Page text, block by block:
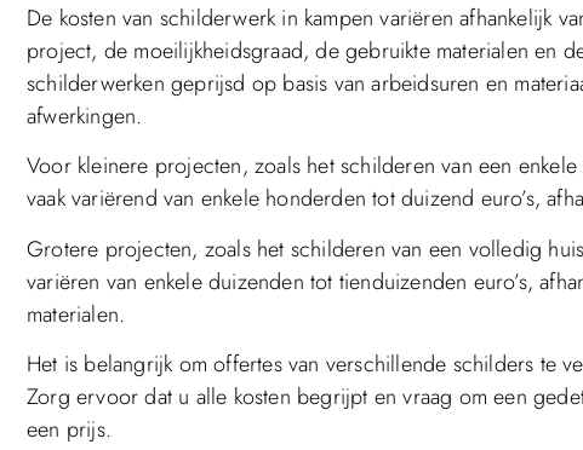
De kosten van schilderwerk in kampen variëren afhankelijk
project, de moeilijkheidsgraad, de gebruikte materialen en
schilderwerken geprijsd op basis van arbeidsuren en
afwerkingen.
Voor kleinere projecten, zoals het schilderen van een
vaak variërend van enkele honderden tot duizend euro’s,
Grotere projecten, zoals het schilderen van een volledig
variëren van enkele duizenden tot tienduizenden euro’s,
materialen.
Het is belangrijk om offertes van verschillende schilders te
Zorg ervoor dat u alle kosten begrijpt en vraag om een
een prijs.